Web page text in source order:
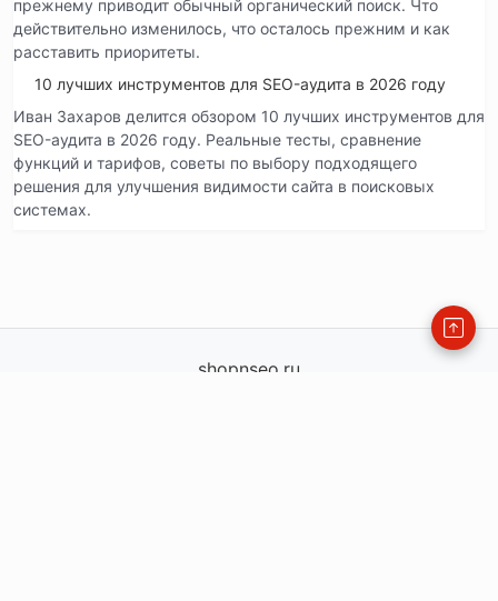
прежнему приводит обычный органический поиск. Что
действительно изменилось, что осталось прежним и как
расставить приоритеты.
10 лучших инструментов для SEO-аудита в 2026 году
Иван Захаров делится обзором 10 лучших инструментов для
SEO-аудита в 2026 году. Реальные тесты, сравнение
функций и тарифов, советы по выбору подходящего
решения для улучшения видимости сайта в поисковых
системах.
shopnseo.ru